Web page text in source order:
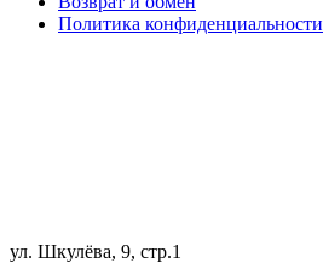
Политика конфиденциальности
ул. Шкулёва, 9, стр.1